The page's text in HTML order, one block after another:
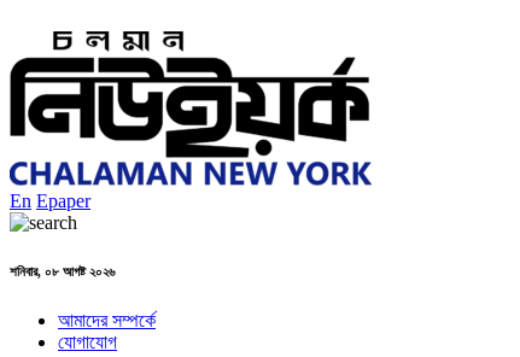
En Epaper
শনিবার, ০৮ আগষ্ট ২০২৬
আমাদের সম্পর্কে
যোগাযোগ